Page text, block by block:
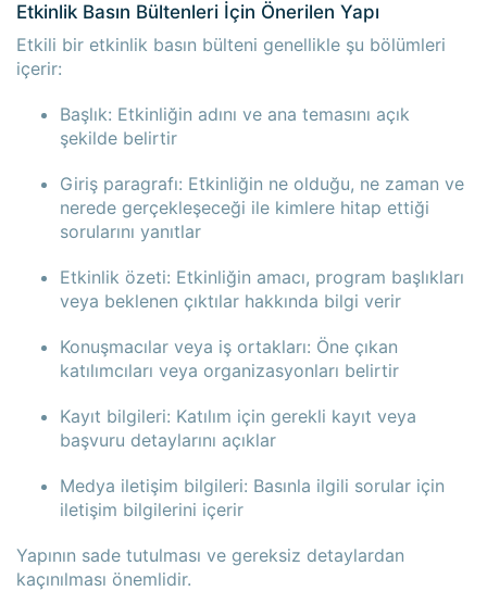
Etkinlik Basın Bültenleri İçin Önerilen Yapı
Etkili bir etkinlik basın bülteni genellikle şu bölümleri
içerir:
Başlık: Etkinliğin adını ve ana temasını açık
şekilde belirtir
Giriş paragrafı: Etkinliğin ne olduğu, ne zaman ve
nerede gerçekleşeceği ile kimlere hitap ettiği
sorularını yanıtlar
Etkinlik özeti: Etkinliğin amacı, program başlıkları
veya beklenen çıktılar hakkında bilgi verir
Konuşmacılar veya iş ortakları: Öne çıkan
katılımcıları veya organizasyonları belirtir
Kayıt bilgileri: Katılım için gerekli kayıt veya
başvuru detaylarını açıklar
Medya iletişim bilgileri: Basınla ilgili sorular için
iletişim bilgilerini içerir
Yapının sade tutulması ve gereksiz detaylardan
kaçınılması önemlidir.